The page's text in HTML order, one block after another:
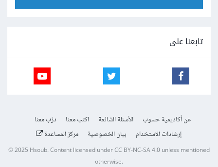
تابعنا على
عن أكاديمية حسوب الأسئلة الشائعة اكتب معنا
درّب معنا
إرشادات الاستخدام
بيان الخصوصية مركز المساعدة
© 2025Hsoub.Content licensed underCC BY-NC-SA 4.0unless mentioned
otherwise.